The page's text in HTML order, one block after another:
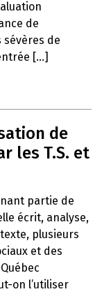
de
de
[...]
de
les T.S. et
partie de
écrit, analyse,
plusieurs
et des
on l’utiliser